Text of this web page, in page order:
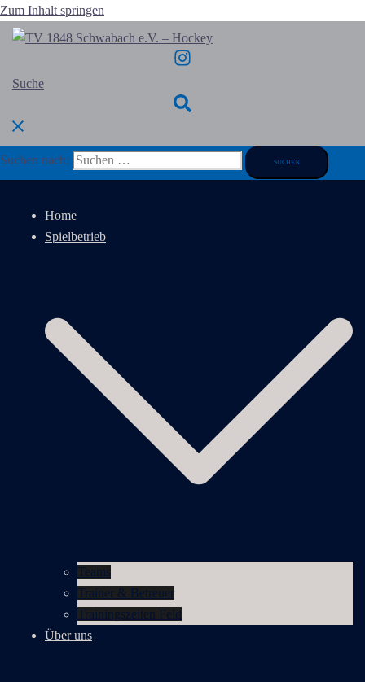
Zum Inhalt springen
Suche
Suchen nach:
Home
Spielbetrieb
Teams
Trainer & Betreuer
Trainingszeiten Feld
Über uns